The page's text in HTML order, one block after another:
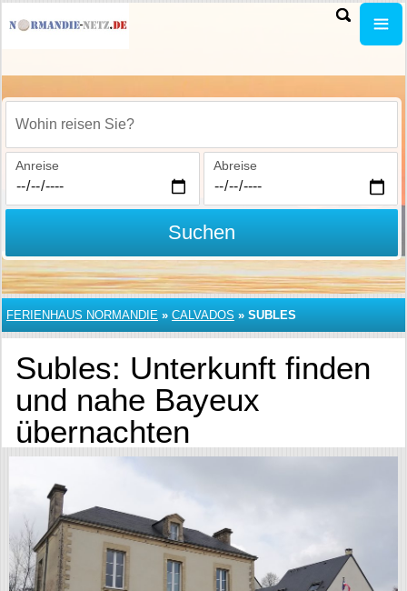
Wohin reisen Sie?
Anreise Abreise
Suchen
FERIENHAUS NORMANDIE » CALVADOS » SUBLES
Subles: Unterkunft finden
und nahe Bayeux
übernachten